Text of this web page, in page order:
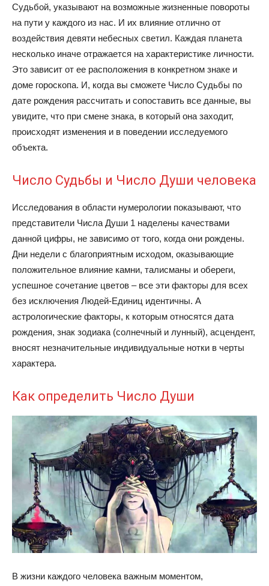
Судьбой, указывают на возможные жизненные повороты
на пути у каждого из нас. И их влияние отлично от
воздействия девяти небесных светил. Каждая планета
несколько иначе отражается на характеристике личности.
Это зависит от ее расположения в конкретном знаке и
доме гороскопа. И, когда вы сможете Число Судьбы по
дате рождения рассчитать и сопоставить все данные, вы
увидите, что при смене знака, в который она заходит,
происходят изменения и в поведении исследуемого
объекта.
Число Судьбы и Число Души человека
Исследования в области нумерологии показывают, что
представители Числа Души 1 наделены качествами
данной цифры, не зависимо от того, когда они рождены.
Дни недели с благоприятным исходом, оказывающие
положительное влияние камни, талисманы и обереги,
успешное сочетание цветов – все эти факторы для всех
без исключения Людей-Единиц идентичны. А
астрологические факторы, к которым относятся дата
рождения, знак зодиака (солнечный и лунный), асцендент,
вносят незначительные индивидуальные нотки в черты
характера.
Как определить Число Души
В жизни каждого человека важным моментом,